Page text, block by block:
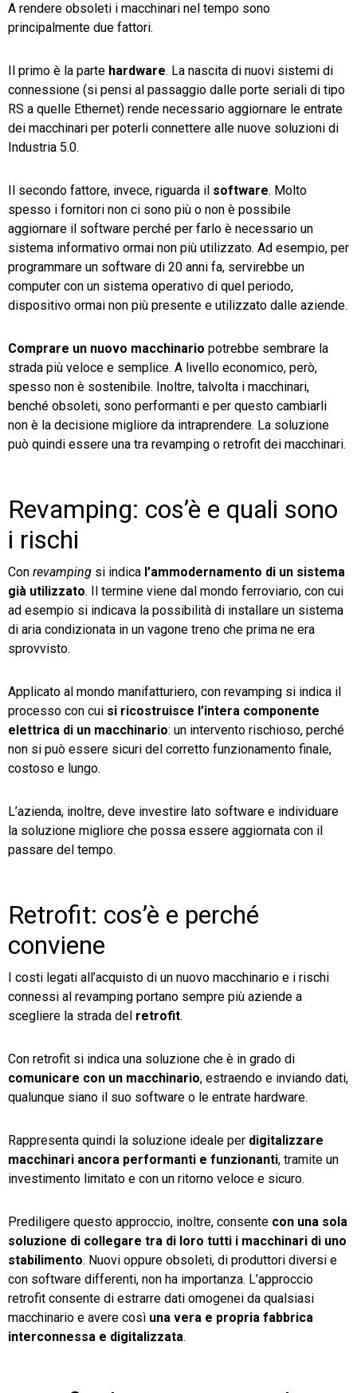
A rendere obsoleti i macchinari nel tempo sono
principalmente due fattori.
Il primo è la parte hardware. La nascita di nuovi sistemi di
connessione (si pensi al passaggio dalle porte seriali di tipo
RS a quelle Ethernet) rende necessario aggiornare le entrate
dei macchinari per poterli connettere alle nuove soluzioni di
Industria 5.0.
Il secondo fattore, invece, riguarda il software. Molto
spesso i fornitori non ci sono più o non è possibile
aggiornare il software perché per farlo è necessario un
sistema informativo ormai non più utilizzato. Ad esempio, per
programmare un software di 20 anni fa, servirebbe un
computer con un sistema operativo di quel periodo,
dispositivo ormai non più presente e utilizzato dalle aziende.
Comprare un nuovo macchinario potrebbe sembrare la
strada più veloce e semplice. A livello economico, però,
spesso non è sostenibile. Inoltre, talvolta i macchinari,
benché obsoleti, sono performanti e per questo cambiarli
non è la decisione migliore da intraprendere. La soluzione
può quindi essere una tra revamping o retrofit dei macchinari.
Revamping: cos’è e quali sono
i rischi
Con revamping si indica l’ammodernamento di un sistema
già utilizzato. Il termine viene dal mondo ferroviario, con cui
ad esempio si indicava la possibilità di installare un sistema
di aria condizionata in un vagone treno che prima ne era
sprovvisto.
Applicato al mondo manifatturiero, con revamping si indica il
processo con cui si ricostruisce l’intera componente
elettrica di un macchinario: un intervento rischioso, perché
non si può essere sicuri del corretto funzionamento finale,
costoso e lungo.
L’azienda, inoltre, deve investire lato software e individuare
la soluzione migliore che possa essere aggiornata con il
passare del tempo.
Retrofit: cos’è e perché
conviene
I costi legati all’acquisto di un nuovo macchinario e i rischi
connessi al revamping portano sempre più aziende a
scegliere la strada del retrofit.
Con retrofit si indica una soluzione che è in grado di
comunicare con un macchinario, estraendo e inviando dati,
qualunque siano il suo software o le entrate hardware.
Rappresenta quindi la soluzione ideale per digitalizzare
macchinari ancora performanti e funzionanti, tramite un
investimento limitato e con un ritorno veloce e sicuro.
Prediligere questo approccio, inoltre, consente con una sola
soluzione di collegare tra di loro tutti i macchinari di uno
stabilimento. Nuovi oppure obsoleti, di produttori diversi e
con software differenti, non ha importanza. L’approccio
retrofit consente di estrarre dati omogenei da qualsiasi
macchinario e avere così una vera e propria fabbrica
interconnessa e digitalizzata.